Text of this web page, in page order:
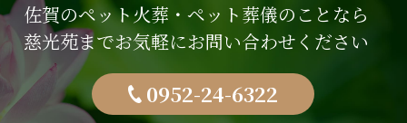
佐賀のペット火葬・ペット葬儀のことなら
慈光苑までお気軽にお問い合わせください
0952-24-6322